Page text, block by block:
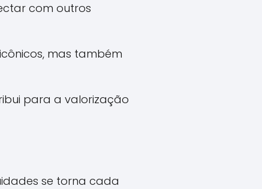
com outros
mas também
para a valorização
se torna cada